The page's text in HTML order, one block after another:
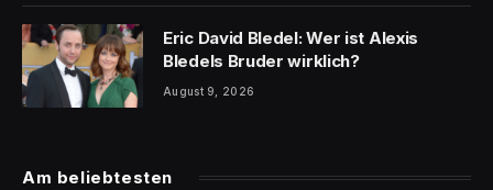
Eric David Bledel: Wer ist Alexis
Bledels Bruder wirklich?
August 9, 2026
Am beliebtesten